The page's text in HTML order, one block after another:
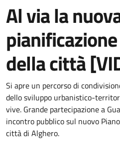
Al via la
della città
Dettagli della
Si apre un percorso di
dello sviluppo urbanistico-
vive. Grande partecipazione a
incontro pubblico sul nuovo
città di Alghero.